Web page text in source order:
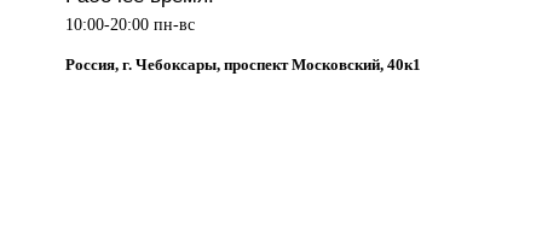
10:00-20:00 пн-вс
Россия, г. Чебоксары, проспект Московский, 40к1